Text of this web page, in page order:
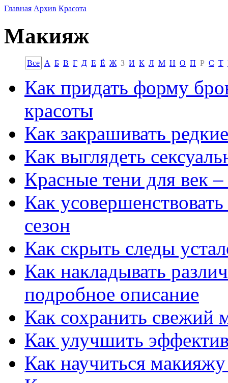
Главная Архив Красота
Макияж
Все А Б В Г Д Е Ё Ж З И К Л М Н О П Р С Т
Как придать форму
красоты
Как закрашивать
Как выглядеть
Красные тени для век
Как
сезон
Как скрыть следы
Как накладывать
подробное описание
Как сохранить свежий
Как улучшить
Как научиться